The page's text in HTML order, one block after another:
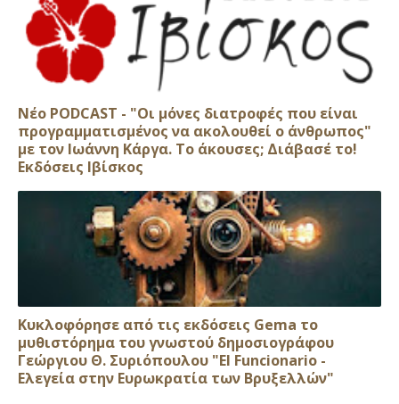
Νέο PODCAST - "Οι μόνες διατροφές που είναι
προγραμματισμένος να ακολουθεί ο άνθρωπος"
με τον Ιωάννη Κάργα. Το άκουσες; Διάβασέ το!
Εκδόσεις Ιβίσκος
Κυκλοφόρησε από τις εκδόσεις Gema το
μυθιστόρημα του γνωστού δημοσιογράφου
Γεώργιου Θ. Συριόπουλου "El Funcionario -
Ελεγεία στην Ευρωκρατία των Βρυξελλών"